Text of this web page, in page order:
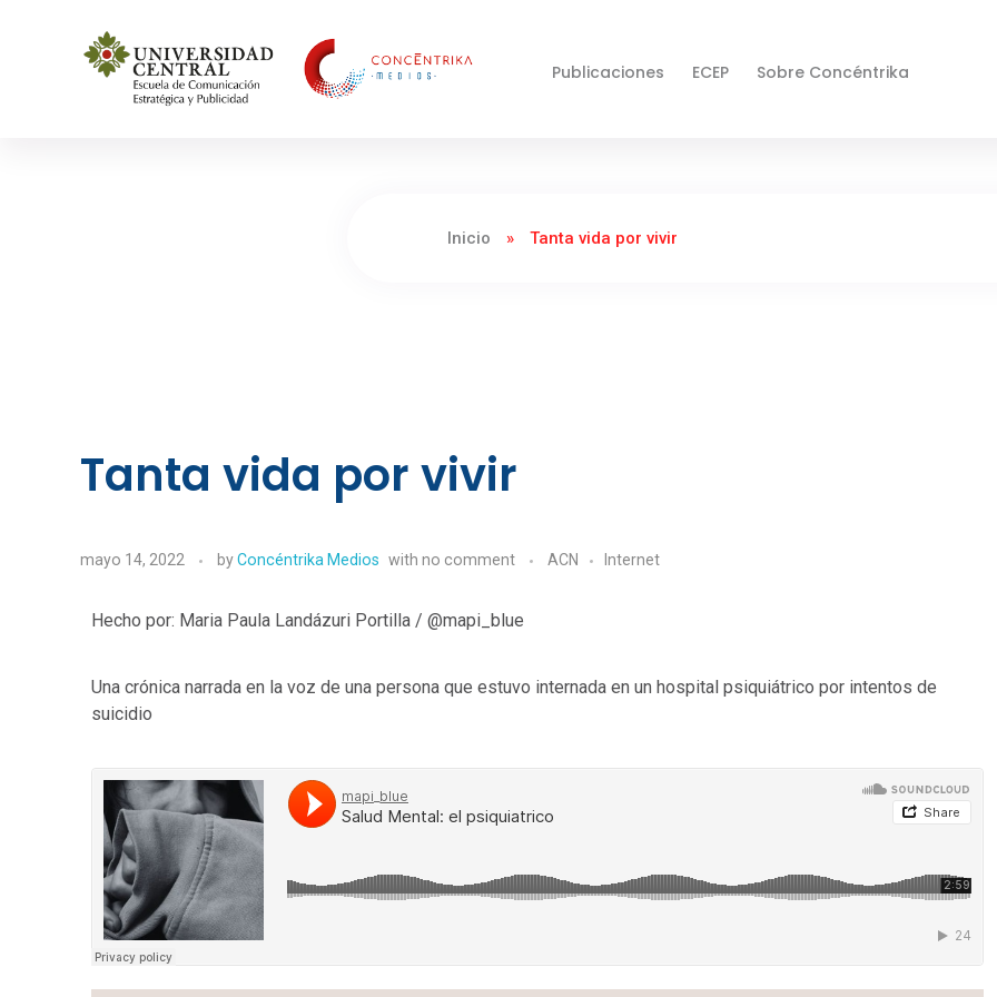
Publicaciones ECEP Sobre Concéntrika
Inicio » Tanta vida por vivir
Tanta vida por vivir
mayo 14, 2022 byConcéntrika Medios with no comment ACN Internet
Hecho por: Maria Paula Landázuri Portilla / @mapi_blue
Una crónica narrada en la voz de una persona que estuvo internada en un hospital psiquiátrico por intentos de
suicidio